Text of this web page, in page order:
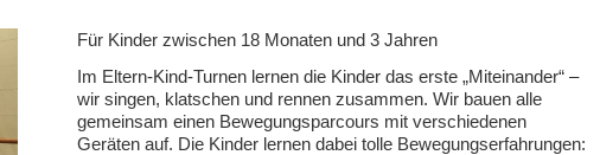
Für Kinder zwischen 18 Monaten und 3 Jahren
Im Eltern-Kind-Turnen lernen die Kinder das erste „Miteinander“ –
wir singen, klatschen und rennen zusammen. Wir bauen alle
gemeinsam einen Bewegungsparcours mit verschiedenen
Geräten auf. Die Kinder lernen dabei tolle Bewegungserfahrungen: